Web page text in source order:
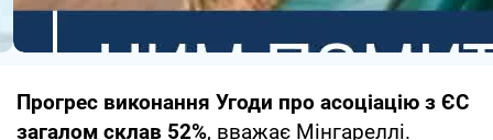
Прогрес виконання Угоди про асоціацію з ЄС
загалом склав 52%, вважає Мінгареллі.